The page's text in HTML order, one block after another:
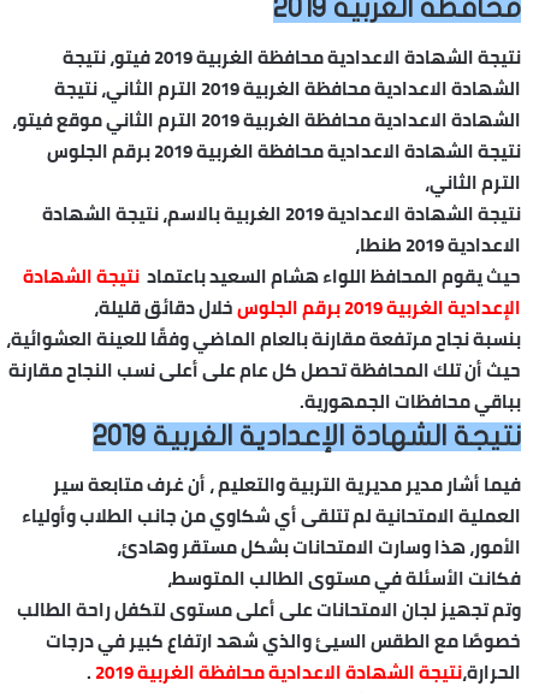
محافظة الغربية 2019
نتيجة الشهادة الاعدادية محافظة الغربية 2019 فيتو، نتيجة
الشهادة الاعدادية محافظة الغربية 2019 الترم الثاني، نتيجة
الشهادة الاعدادية محافظة الغربية 2019 الترم الثاني موقع فيتو،
نتيجة الشهادة الاعدادية محافظة الغربية 2019 برقم الجلوس
الترم الثاني،
نتيجة الشهادة الاعدادية 2019 الغربية بالاسم، نتيجة الشهادة
الاعدادية 2019 طنطا،
حيث يقوم المحافظ اللواء هشام السعيد باعتماد نتيجة الشهادة
الإعدادية الغربية 2019 برقم الجلوس
خلال دقائق قليلة،
بنسبة نجاح مرتفعة مقارنة بالعام الماضي وفقًا للعينة العشوائية،
حيث أن تلك المحافظة تحصل كل عام على أعلى نسب النجاح مقارنة
بباقي محافظات الجمهورية.
نتيجة الشهادة الإعدادية الغربية 2019
فيما أشار مدير مديرية التربية والتعليم ، أن غرف متابعة سير
العملية الامتحانية لم تتلقى أي شكاوي من جانب الطلاب وأولياء
الأمور، هذا وسارت الامتحانات بشكل مستقر وهادئ،
فكانت الأسئلة في مستوى الطالب المتوسط،
وتم تجهيز لجان الامتحانات على أعلى مستوى لتكفل راحة الطالب
خصوصًا مع الطقس السيئ والذي شهد ارتفاع كبير في درجات
الحرارة،نتيجة الشهادة الاعدادية محافظة الغربية 2019 .